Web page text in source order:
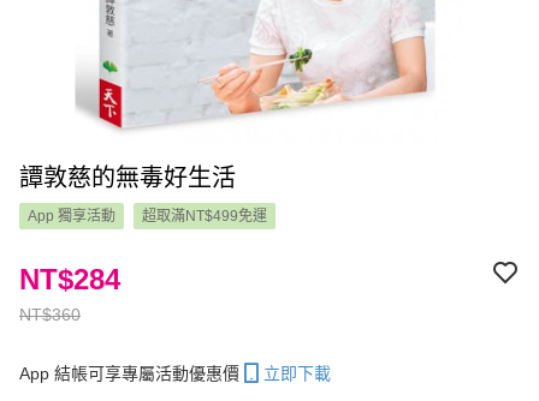
譚敦慈的無毒好生活
App 獨享活動 超取滿NT$499免運
NT$360
NT$284
App 結帳可享專屬活動優惠價 立即下載